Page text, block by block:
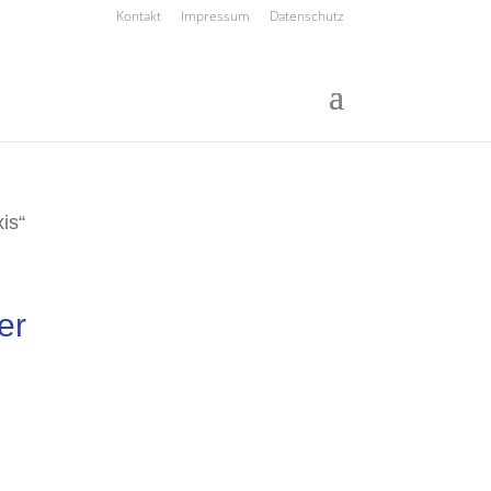
Kontakt Impressum Datenschutz